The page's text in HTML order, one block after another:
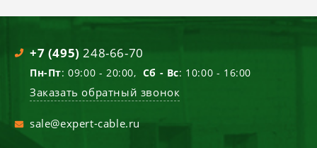
+7 (495) 248-66-70
Пн-Пт: 09:00 - 20:00, Сб - Вс: 10:00 - 16:00
Заказать обратный звонок
sale@expert-cable.ru